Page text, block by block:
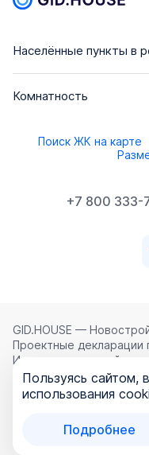
Населённые пункты в
Комнатность
Поиск ЖК на карте
+7 800 333-
GID.HOUSE —
Проектные
Использование сайта
соглашением ,
Политикой обработки
ООО «ГИД.ХАУЗ»
Пользуясь сайтом,
использования
Подробнее